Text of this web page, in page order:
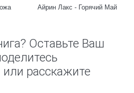
Айрин Лакс - Горячий Май
Оставьте Ваш
расскажите